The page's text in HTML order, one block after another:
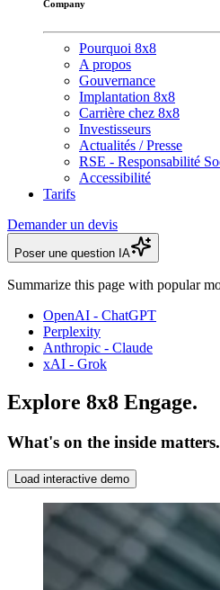
Company
Pourquoi 8x8
A propos
Gouvernance
Implantation 8x8
Carrière chez 8x8
Investisseurs
Actualités / Presse
RSE - Responsabilité
Accessibilité
Tarifs
Demander un devis
Poser une question IA
Summarize this page with popular
OpenAI - ChatGPT
Perplexity
Anthropic - Claude
xAI - Grok
Explore 8x8 Engage.
What's on the inside
Load interactive demo